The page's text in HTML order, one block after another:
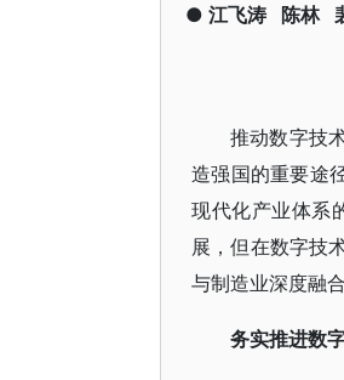
● 江飞涛 陈林
推动数字技
造强国的重要途
现代化产业体系
展，但在数字技
与制造业深度融合
务实推进数